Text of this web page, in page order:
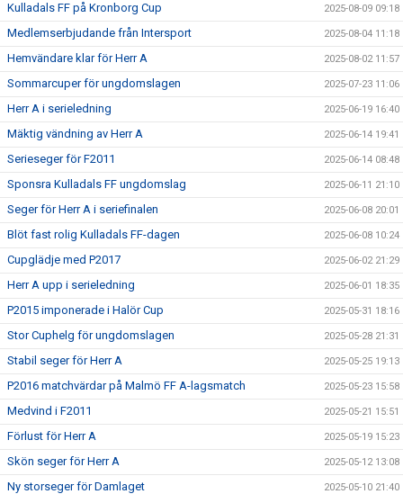
Kulladals FF på Kronborg Cup 2025-08-09 09:18
Medlemserbjudande från Intersport 2025-08-04 11:18
Hemvändare klar för Herr A 2025-08-02 11:57
Sommarcuper för ungdomslagen 2025-07-23 11:06
Herr A i serieledning 2025-06-19 16:40
Mäktig vändning av Herr A 2025-06-14 19:41
Serieseger för F2011 2025-06-14 08:48
Sponsra Kulladals FF ungdomslag 2025-06-11 21:10
Seger för Herr A i seriefinalen 2025-06-08 20:01
Blöt fast rolig Kulladals FF-dagen 2025-06-08 10:24
Cupglädje med P2017 2025-06-02 21:29
Herr A upp i serieledning 2025-06-01 18:35
P2015 imponerade i Halör Cup 2025-05-31 18:16
Stor Cuphelg för ungdomslagen 2025-05-28 21:31
Stabil seger för Herr A 2025-05-25 19:13
P2016 matchvärdar på Malmö FF A-lagsmatch 2025-05-23 15:58
Medvind i F2011 2025-05-21 15:51
Förlust för Herr A 2025-05-19 15:23
Skön seger för Herr A 2025-05-12 13:08
Ny storseger för Damlaget 2025-05-10 21:40